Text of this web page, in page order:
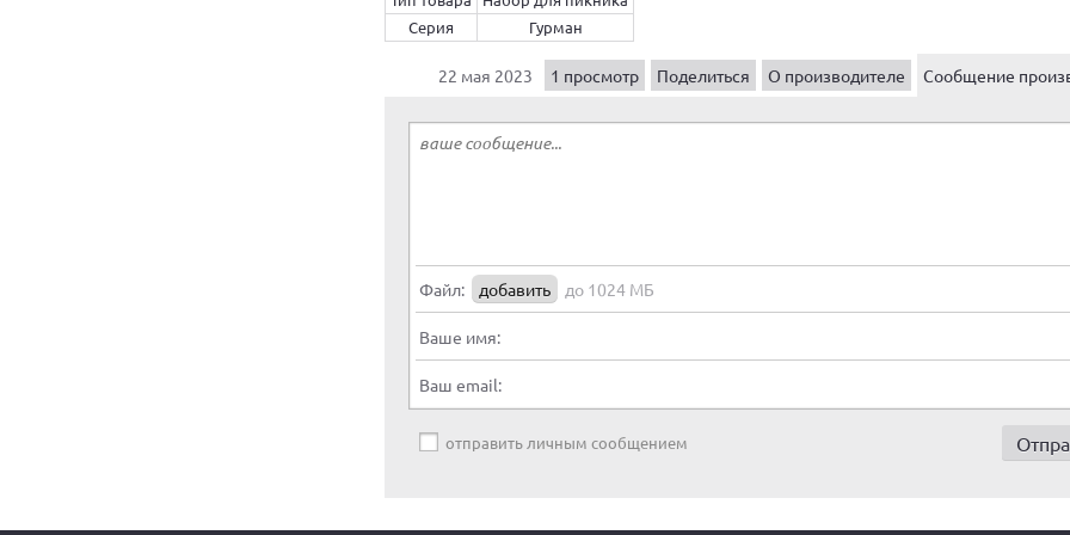
Серия
Гурман
22 мая 2023 1 просмотр Поделиться О производителе Сообщение
Файл: добавить до 1024 МБ
Ваше имя:
Ваш email:
отправить личным сообщением